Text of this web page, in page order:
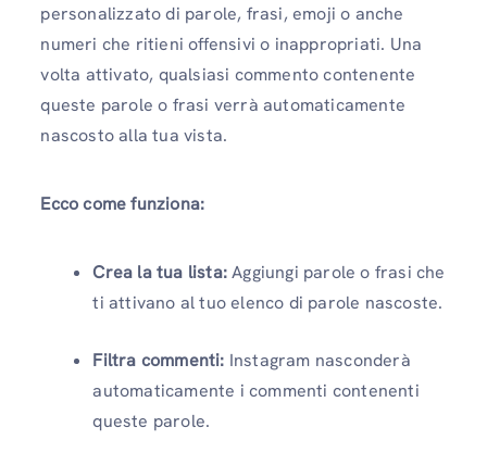
personalizzato di parole, frasi, emoji o anche
numeri che ritieni offensivi o inappropriati. Una
volta attivato, qualsiasi commento contenente
queste parole o frasi verrà automaticamente
nascosto alla tua vista.
Ecco come funziona:
Crea la tua lista:Aggiungi parole o frasi che
ti attivano al tuo elenco di parole nascoste.
Filtra commenti: Instagram nasconderà
automaticamente i commenti contenenti
queste parole.